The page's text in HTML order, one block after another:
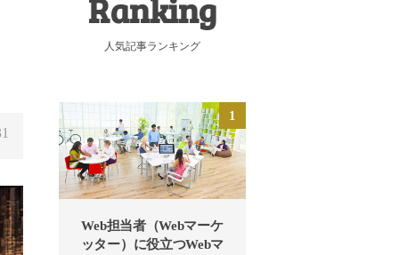
人気記事ランキング
Web担当者（Webマーケ
ッター）に役立つWebマ